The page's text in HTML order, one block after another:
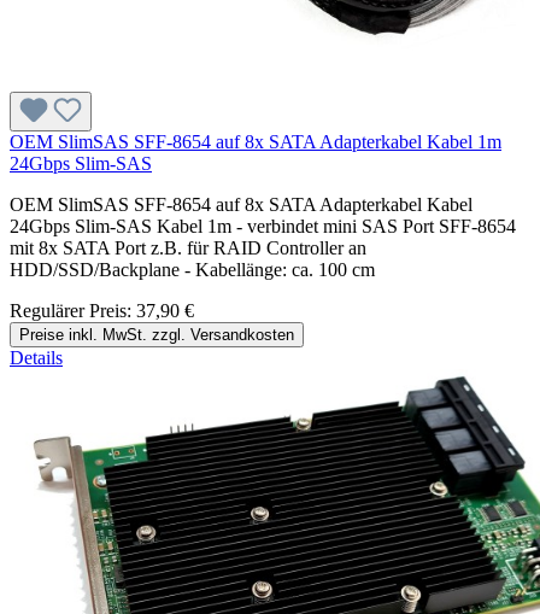
OEM SlimSAS SFF-8654 auf 8x SATA Adapterkabel Kabel 1m
24Gbps Slim-SAS
OEM SlimSAS SFF-8654 auf 8x SATA Adapterkabel Kabel
24Gbps Slim-SAS Kabel 1m - verbindet mini SAS Port SFF-8654
mit 8x SATA Port z.B. für RAID Controller an
HDD/SSD/Backplane - Kabellänge: ca. 100 cm
Regulärer Preis: 37,90 €
Preise inkl. MwSt. zzgl. Versandkosten
Details